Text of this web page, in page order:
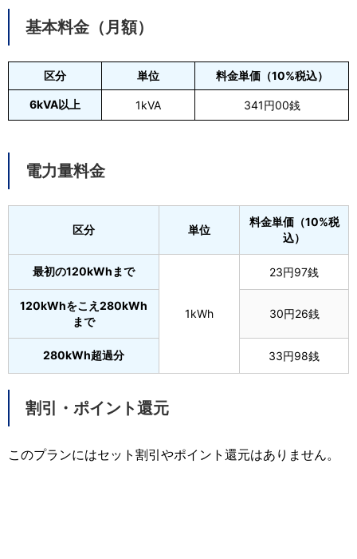
基本料金（月額）
区分 単位 料金単価（10%税込）
6kVA以上 1kVA 341円00銭
電力量料金
区分 単位
料金単価（10%税
込）
最初の120kWhまで
1kWh
23円97銭
120kWhをこえ280kWh
まで
30円26銭
280kWh超過分 33円98銭
割引・ポイント還元
このプランにはセット割引やポイント還元はありません。